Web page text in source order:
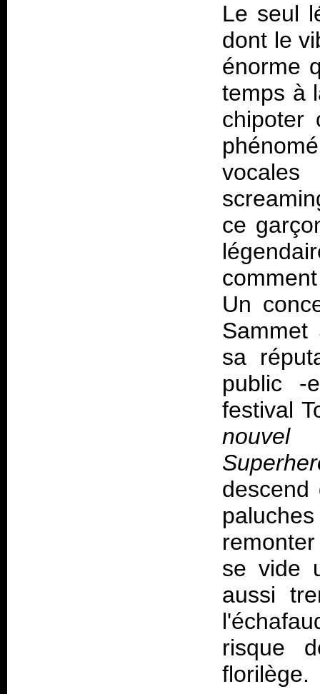
Le seul
dont le
énorme
temps à
chipoter
ce
Un
sa
public -
festival
se vide
aussi
risque
florilège.